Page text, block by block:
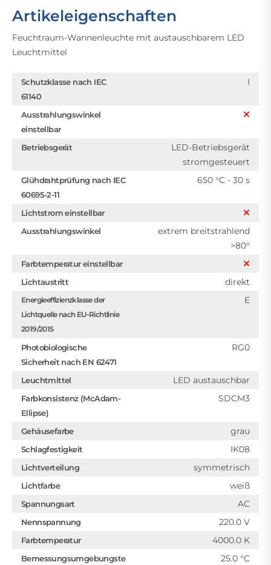
Artikeleigenschaften
Feuchtraum-Wannenleuchte mit austauschbarem LED
Leuchtmittel
Schutzklasse nach IEC
61140
I
Ausstrahlungswinkel
einstellbar
Betriebsgerät
LED-Betriebsgerät
stromgesteuert
Glühdrahtprüfung nach IEC
60695-2-11
650 °C - 30 s
Lichtstrom einstellbar
Ausstrahlungswinkel
extrem breitstrahlend
>80°
Farbtemperatur einstellbar
Lichtaustritt
direkt
Energieeffizienzklasse der
Lichtquelle nach EU-Richtlinie
2019/2015
E
Photobiologische
Sicherheit nach EN 62471
RG0
Leuchtmittel LED austauschbar
Farbkonsistenz (McAdam-
Ellipse)
SDCM3
Gehäusefarbe grau
Schlagfestigkeit IK08
Lichtverteilung symmetrisch
Lichtfarbe weiß
Spannungsart AC
Nennspannung 220.0 V
Farbtemperatur 4000.0 K
Bemessungsumgebungste
25.0 °C